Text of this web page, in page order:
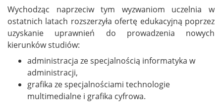
Wychodząc naprzeciw tym wyzwaniom uczelnia w
ostatnich latach rozszerzyła ofertę edukacyjną poprzez
uzyskanie uprawnień do prowadzenia nowych
kierunków studiów:
administracja ze specjalnością informatyka w
administracji,
grafika ze specjalnościami technologie
multimedialne i grafika cyfrowa.